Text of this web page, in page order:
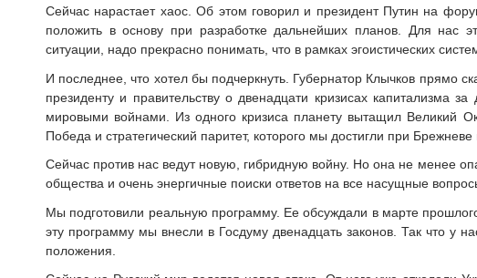
Сейчас нарастает хаос. Об этом говорил и президент Путин на
положить в основу при разработке дальнейших планов. Для нас
ситуации, надо прекрасно понимать, что в рамках эгоистических
И последнее, что хотел бы подчеркнуть. Губернатор Клычков прямо
президенту и правительству о двенадцати кризисах капитализма
мировыми войнами. Из одного кризиса планету вытащил Великий
Победа и стратегический паритет, которого мы достигли при Брежневе
Сейчас против нас ведут новую, гибридную войну. Но она не менее
общества и очень энергичные поиски ответов на все насущные
Мы подготовили реальную программу. Ее обсуждали в марте
эту программу мы внесли в Госдуму двенадцать законов. Так что у
положения.